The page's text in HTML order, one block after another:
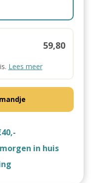
59,80
Lees meer
in huis